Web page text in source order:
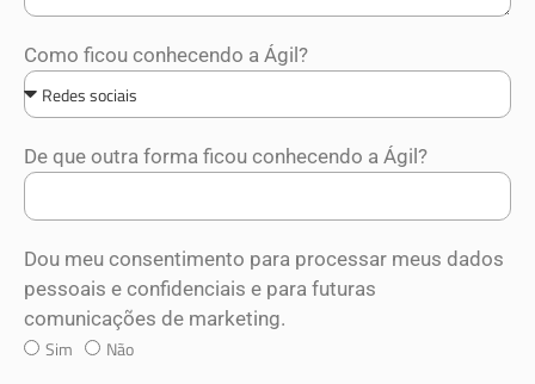
Como ficou conhecendo a Ágil?
De que outra forma ficou conhecendo a Ágil?
Dou meu consentimento para processar meus dados
pessoais e confidenciais e para futuras
comunicações de marketing.
Sim Não